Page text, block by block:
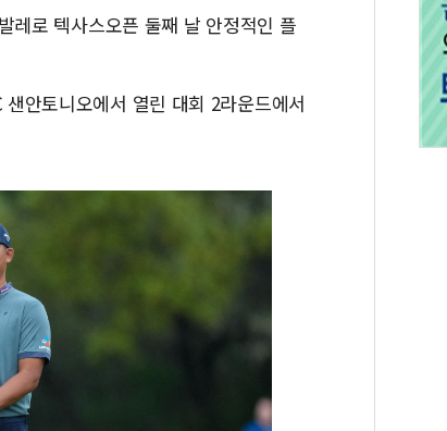
레로 텍사스오픈 둘째 날 안정적인 플
안토니오에서 열린 대회 2라운드에서